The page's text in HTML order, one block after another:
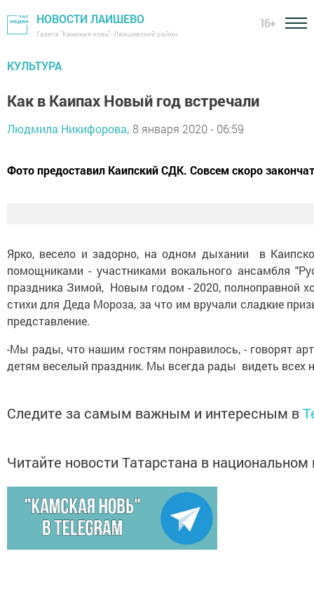
НОВОСТИ ЛАИШЕВО
Газета "Камская новь"- Лаишевский район
16+
КУЛЬТУРА
Как в Каипах Новый год встречали
Людмила Никифорова, 8 января 2020 - 06:59
Фото предоставил Каипский СДК. Совсем скоро
Ярко, весело и задорно, на одном дыхании в
помощниками - участниками вокального ансамбля
праздника Зимой, Новым годом - 2020, полноправной
стихи для Деда Мороза, за что им вручали сладкие
представление.
-Мы рады, что нашим гостям понравилось, - говорят
детям веселый праздник. Мы всегда рады видеть
Следите за самым важным и интересным в
Читайте новости Татарстана в